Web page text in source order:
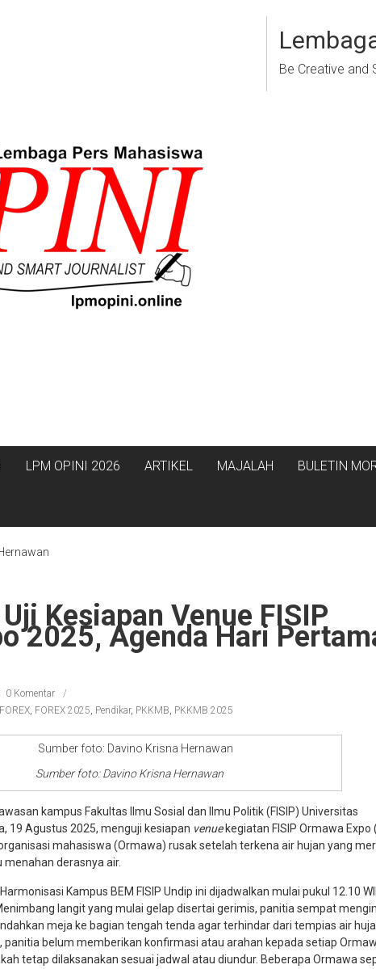
Be Creative and
LPM OPINI 2026 ARTIKEL MAJALAH BULETIN
Kesiapan Venue FISIP
2025, Agenda Hari
0 Komentar
FOREX FOREX 2025 Pendikar, PKKMB PKKMB 2025
Sumber foto: Davino Krisna Hernawan
kampus Fakultas Ilmu Sosial dan Ilmu Politik (FISIP) Universitas
19 Agustus 2025, menguji kesiapan venuekegiatan FISIP Ormawa Expo
mahasiswa (Ormawa) rusak setelah terkena air hujan yang
derasnya air.
Kampus BEM FISIP Undip ini dijadwalkan mulai pukul 12.10
langit yang mulai gelap disertai gerimis, panitia sempat
meja ke bagian tengah tenda agar terhindar dari tempias air
panitia belum memberikan konfirmasi atau arahan kepada setiap
tetap dilaksanakan sesuai jadwal atau diundur. Beberapa Ormawa